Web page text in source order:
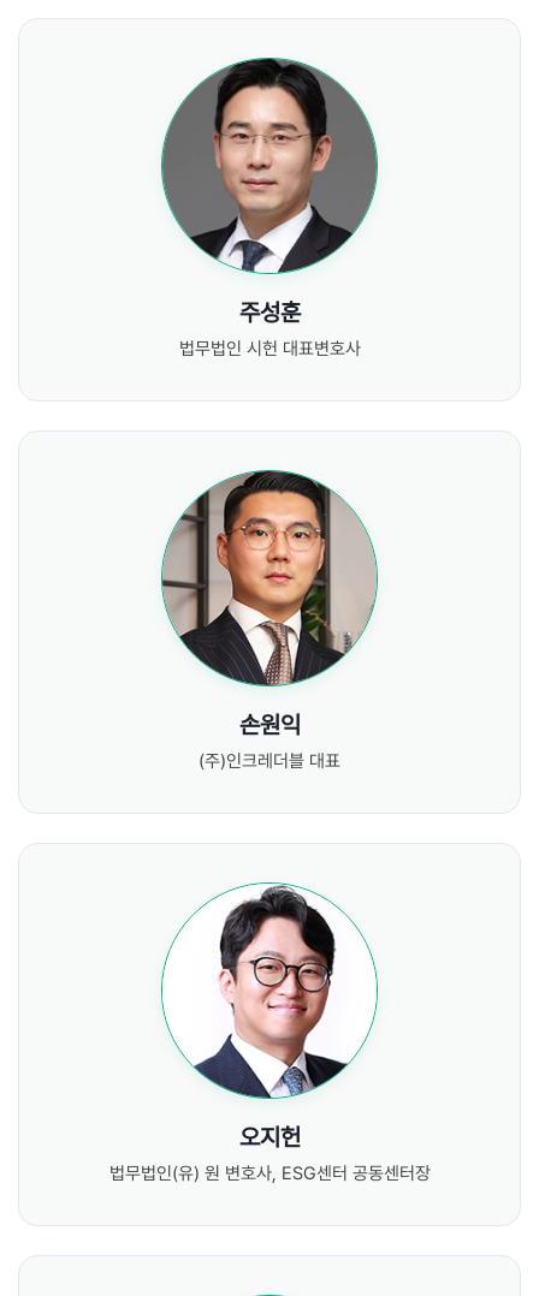
주성훈
법무법인 시헌 대표변호사
손원익
(주)인크레더블 대표
오지헌
법무법인(유) 원 변호사, ESG센터 공동센터장